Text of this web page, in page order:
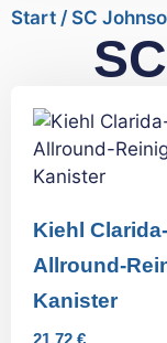
Start / SC
Kiehl
Allround-
Kanister